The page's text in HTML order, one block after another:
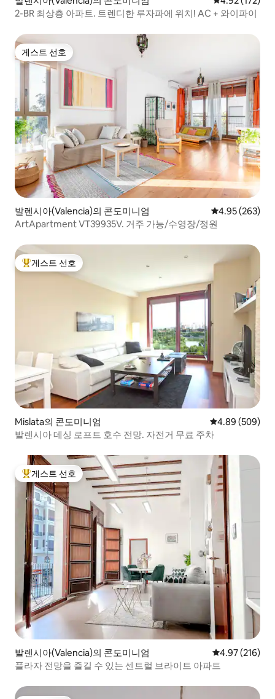
2-BR 최상층 아파트. 트렌디한 루자파에 위치! AC + 와이파이
게스트 선호
게스트 선호
발렌시아(Valencia)의 콘도미니엄 평점 4.95점(5
4.95 (263)
ArtApartment VT39935V. 거주 가능/수영장/정원
상위 게스트 선호
게스트 선호
Mislata의 콘도미니엄 평점 4.89점(5
4.89 (509)
발렌시아 데싱 로프트 호수 전망. 자전거 무료 주차
상위 게스트 선호
게스트 선호
발렌시아(Valencia)의 콘도미니엄 평점 4.97점(5
4.97 (216)
플라자 전망을 즐길 수 있는 센트럴 브라이트 아파트